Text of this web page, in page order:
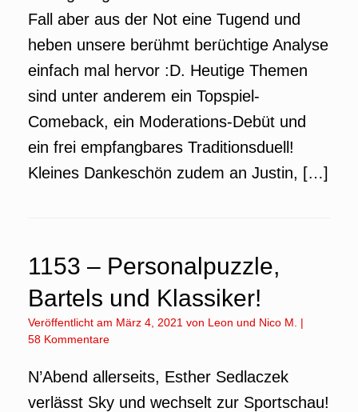
Fall aber aus der Not eine Tugend und
heben unsere berühmt berüchtige Analyse
einfach mal hervor :D. Heutige Themen
sind unter anderem ein Topspiel-
Comeback, ein Moderations-Debüt und
ein frei empfangbares Traditionsduell!
Kleines Dankeschön zudem an Justin, […]
1153 – Personalpuzzle,
Bartels und Klassiker!
Veröffentlicht am März 4, 2021 von Leon und Nico M.
|
58 Kommentare
N’Abend allerseits, Esther Sedlaczek
verlässt Sky und wechselt zur Sportschau!